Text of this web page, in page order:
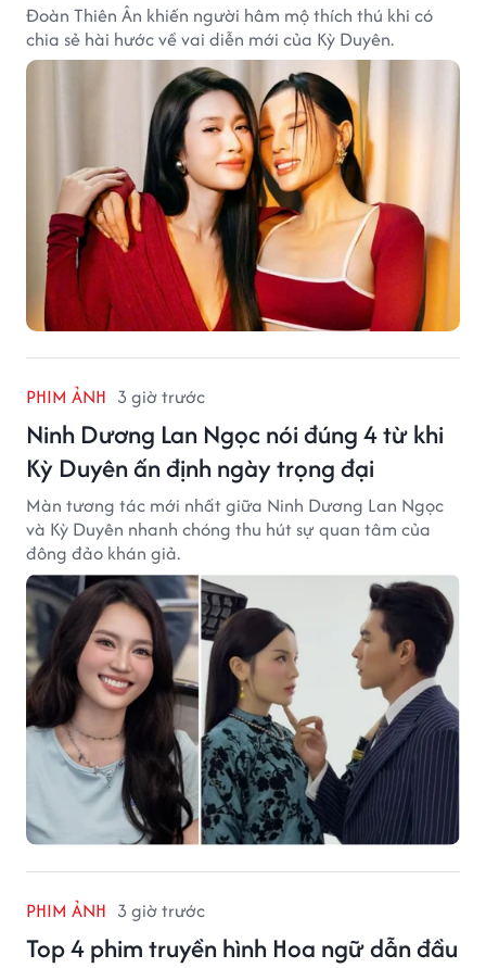
Đoàn Thiên Ân khiến người hâm mộ thích thú khi có
chia sẻ hài hước về vai diễn mới của Kỳ Duyên.
PHIM ẢNH 3 giờ trước
Ninh Dương Lan Ngọc nói đúng 4 từ khi
Kỳ Duyên ấn định ngày trọng đại
Màn tương tác mới nhất giữa Ninh Dương Lan Ngọc
và Kỳ Duyên nhanh chóng thu hút sự quan tâm của
đông đảo khán giả.
PHIM ẢNH 3 giờ trước
Top 4 phim truyền hình Hoa ngữ dẫn đầu